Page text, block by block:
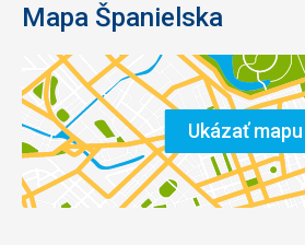
Mapa Španielska
Ukázať mapu